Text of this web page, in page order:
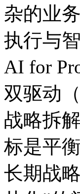
杂的业
执行与
AI for
双驱动
战略拆
标是平
长期战